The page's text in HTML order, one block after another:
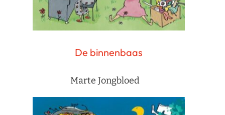
De binnenbaas
Marte Jongbloed